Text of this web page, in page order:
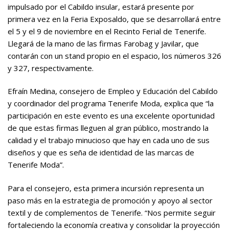
impulsado por el Cabildo insular, estará presente por
primera vez en la Feria Exposaldo, que se desarrollará entre
el 5 y el 9 de noviembre en el Recinto Ferial de Tenerife.
Llegará de la mano de las firmas Farobag y Javilar, que
contarán con un stand propio en el espacio, los números 326
y 327, respectivamente.
Efraín Medina, consejero de Empleo y Educación del Cabildo
y coordinador del programa Tenerife Moda, explica que “la
participación en este evento es una excelente oportunidad
de que estas firmas lleguen al gran público, mostrando la
calidad y el trabajo minucioso que hay en cada uno de sus
diseños y que es seña de identidad de las marcas de
Tenerife Moda”.
Para el consejero, esta primera incursión representa un
paso más en la estrategia de promoción y apoyo al sector
textil y de complementos de Tenerife. “Nos permite seguir
fortaleciendo la economía creativa y consolidar la proyección